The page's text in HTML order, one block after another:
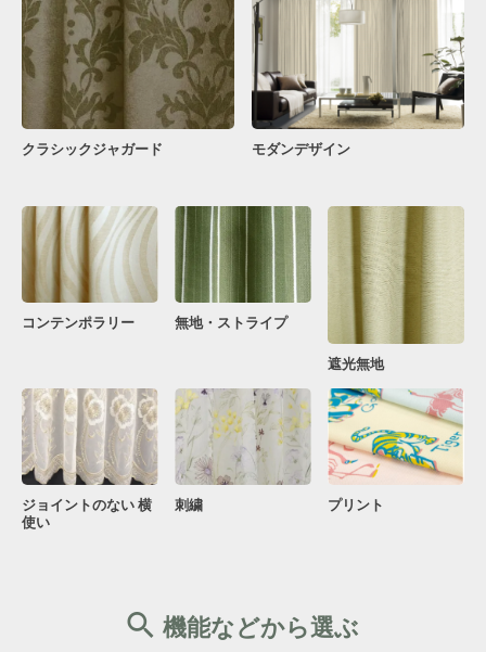
クラシックジャガード モダンデザイン
コンテンポラリー 無地・ストライプ
遮光無地
ジョイントのない 横
使い
刺繍 プリント
機能などから選ぶ